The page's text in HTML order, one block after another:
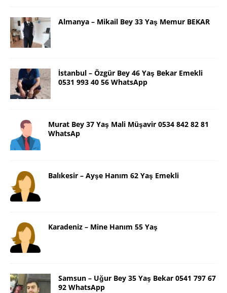
Almanya – Mikail Bey 33 Yaş Memur BEKAR
İstanbul – Özgür Bey 46 Yaş Bekar Emekli
0531 993 40 56 WhatsApp
Murat Bey 37 Yaş Mali Müşavir 0534 842 82 81
WhatsAp
Balıkesir – Ayşe Hanım 62 Yaş Emekli
Karadeniz – Mine Hanım 55 Yaş
Samsun – Uğur Bey 35 Yaş Bekar 0541 797 67
92 WhatsApp